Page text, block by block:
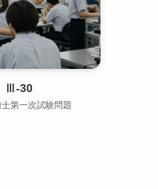
Ⅲ-30
第一次試験問題